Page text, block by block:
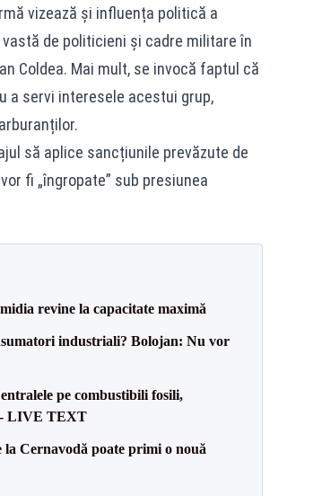
vizează și influența politică a
de politicieni și cadre militare în
Coldea. Mai mult, se invocă faptul că
a servi interesele acestui grup,
să aplice sancțiunile prevăzute de
fi „îngropate” sub presiunea
revine la capacitate maximă
industriali? Bolojan: Nu vor
pe combustibili fosili,
- LIVE TEXT
Cernavodă poate primi o nouă